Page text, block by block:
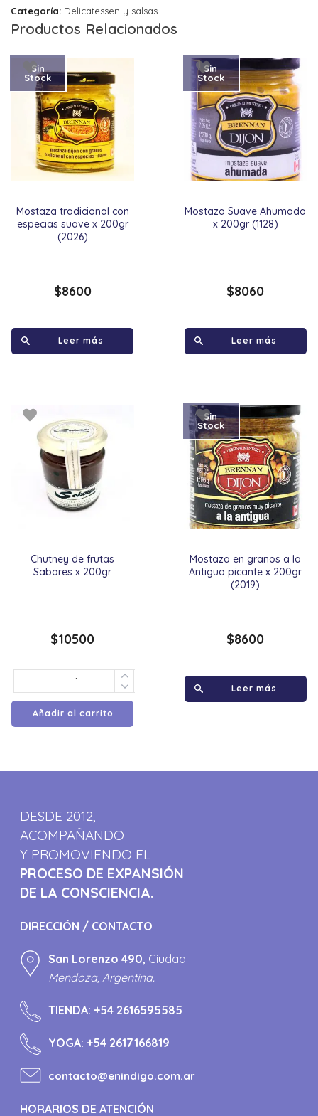
Categoría: Delicatessen y salsas
Productos Relacionados
Mostaza tradicional con
especias suave x 200gr
(2026)
Sin
Stock
$8600
Leer más
Mostaza Suave Ahumada
x 200gr (1128)
Sin
Stock
$8060
Leer más
Chutney de frutas
Sabores x 200gr
$10500
Añadir al carrito
Mostaza en granos a la
Antigua picante x 200gr
(2019)
Sin
Stock
$8600
Leer más
DESDE 2012,
ACOMPAÑANDO
Y PROMOVIENDO EL
PROCESO DE EXPANSIÓN
DE LA CONSCIENCIA.
DIRECCIÓN / CONTACTO
San Lorenzo 490, Ciudad.
Mendoza, Argentina.
TIENDA:+54 2616595585
YOGA:+54 2617166819
contacto@enindigo.com.ar
HORARIOS DE ATENCIÓN